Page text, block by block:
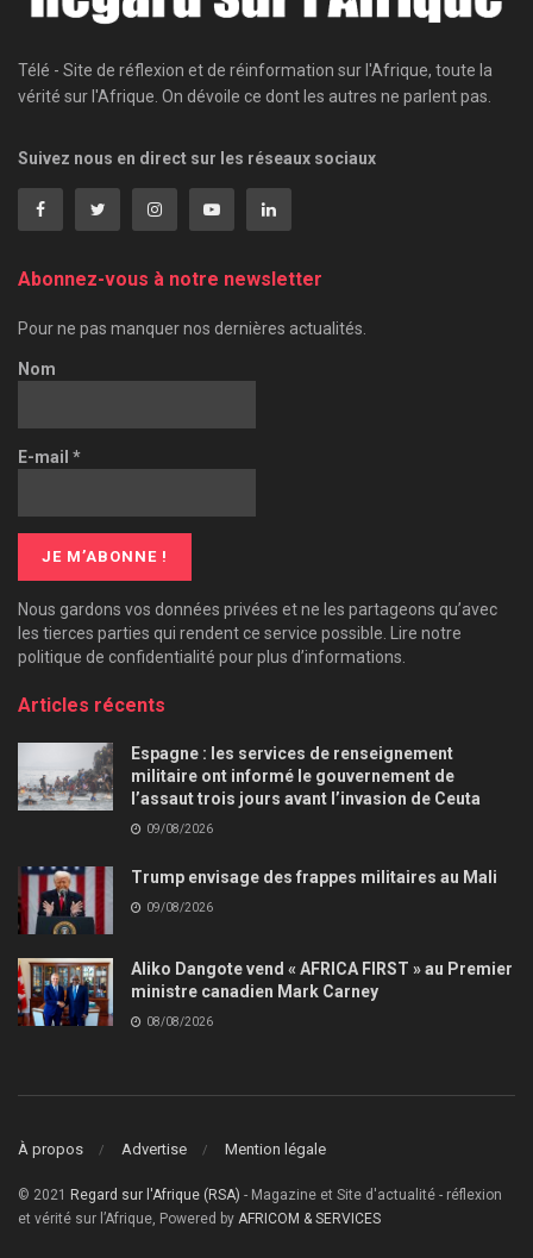
Télé - Site de réflexion et de réinformation sur l'Afrique, toute la
vérité sur l'Afrique. On dévoile ce dont les autres ne parlent pas.
Suivez nous en direct sur les réseaux sociaux
Abonnez-vous à notre newsletter
Pour ne pas manquer nos dernières actualités.
Nom
E-mail *
Nous gardons vos données privées et ne les partageons qu’avec
les tierces parties qui rendent ce service possible. Lire notre
politique de confidentialité pour plus d’informations.
Articles récents
Espagne : les services de renseignement
militaire ont informé le gouvernement de
l’assaut trois jours avant l’invasion de Ceuta
09/08/2026
Trump envisage des frappes militaires au Mali
09/08/2026
Aliko Dangote vend « AFRICA FIRST » au Premier
ministre canadien Mark Carney
08/08/2026
À propos Advertise Mention légale
© 2021 Regard sur l'Afrique (RSA) - Magazine et Site d'actualité - réflexion
et vérité sur l’Afrique, Powered by AFRICOM & SERVICES